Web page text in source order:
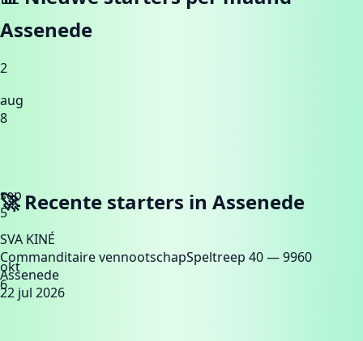
Assenede
2
aug
8
sep
5
okt
6
🚀 Recente starters in Assenede
SVA KINÉ
Commanditaire vennootschapSpeltreep 40— 9960
Assenede
22 jul 2026